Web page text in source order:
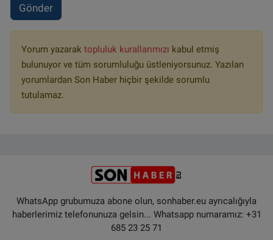
Gönder
Yorum yazarak topluluk kurallarımızı kabul etmiş
bulunuyor ve tüm sorumluluğu üstleniyorsunuz. Yazılan
yorumlardan Son Haber hiçbir şekilde sorumlu
tutulamaz.
WhatsApp grubumuza abone olun, sonhaber.eu ayrıcalığıyla
haberlerimiz telefonunuza gelsin... Whatsapp numaramız: +31
685 23 25 71